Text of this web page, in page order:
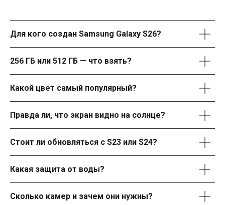
Для кого создан Samsung Galaxy S26?
256 ГБ или 512 ГБ — что взять?
Какой цвет самый популярный?
Правда ли, что экран видно на солнце?
Стоит ли обновляться с S23 или S24?
Какая защита от воды?
Сколько камер и зачем они нужны?